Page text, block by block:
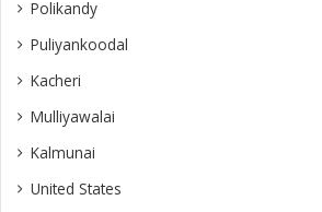
Polikandy
Puliyankoodal
Kacheri
Mulliyawalai
Kalmunai
United States